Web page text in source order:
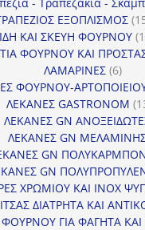
ΕΞΟΠΛΙΣΜΟΣ
ΚΑΙ ΣΚΕΥΗ ΦΟΥΡΝΟΥ
ΦΟΥΡΝΟΥ ΚΑΙ
ΛΑΜΑΡΙΝΕΣ 66
ΦΟΥΡΝΟΥ-
ΛΕΚΑΝΕΣ GASTRONOM
ΛΕΚΑΝΕΣ GN
ΛΕΚΑΝΕΣ GN
GN
GN
ΧΡΩΜΙΟΥ ΚΑΙ INOX
ΔΙΑΤΡΗΤΑ ΚΑΙ
ΓΙΑ ΦΑΓΗΤΑ ΚΑΙ